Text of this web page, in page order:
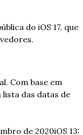
do iOS 17, que
Com base em
das datas de
de 2020iOS 13: